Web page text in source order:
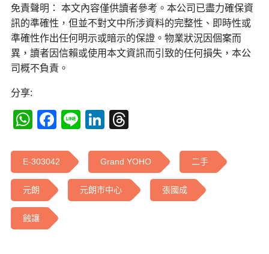
免責聲明： 本文內容僅供讀者參考。本公司已盡力確保資
訊的準確性，但並不對文中所涉資料的完整性、即時性或
準確性作出任何明示或暗示的保證。物業狀況因個案而
異，讀者因信賴或使用本文資訊而引致的任何損失，本公
司概不負責。
分享:
WhatsApp
Facebook
LineLinkedIn
E-303042 Grand YOHO 二手
元朗 元朗市中心 張國成
蝕讓